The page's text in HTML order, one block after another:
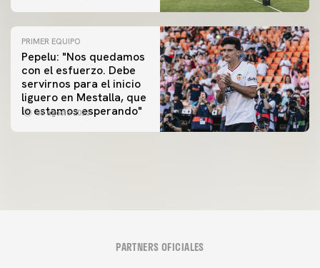
PRIMER EQUIPO
Pepelu: "Nos quedamos
con el esfuerzo. Debe
servirnos para el inicio
liguero en Mestalla, que
lo estamos esperando"
08 agosto 2026
PRIMER EQUIPO
Las fotos del Valencia CF-Newcastle United FC
PARTNERS OFICIALES